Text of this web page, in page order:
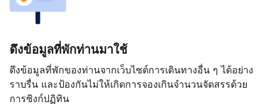
ดึงข้อมูลที่พักท่านมาใช้
ดึงข้อมูลที่พักของท่านจากเว็บไซต์การเดินทางอื่น ๆ ได้อย่าง
ราบรื่น และป้องกันไม่ให้เกิดการจองเกินจำนวนจัดสรรด้วย
การซิงก์ปฏิทิน